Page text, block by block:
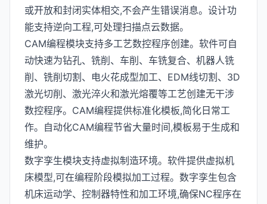
或开放和封闭实体相交,不会产生错误消息。设计功
能支持逆向工程,可处理扫描点云数据。
CAM编程模块支持多工艺数控程序创建。软件可自
动快速为钻孔、铣削、车削、车铣复合、机器人铣
削、铣削切割、电火花成型加工、EDM线切割、3D
激光切削、激光淬火和激光熔覆等工艺创建无干涉
数控程序。CAM编程提供标准化模板,简化日常工
作。自动化CAM编程节省大量时间,模板易于生成和
维护。
数字孪生模块支持虚拟制造环境。软件提供虚拟机
床模型,可在编程阶段模拟加工过程。数字孪生包含
机床运动学、控制器特性和加工环境,确保NC程序在